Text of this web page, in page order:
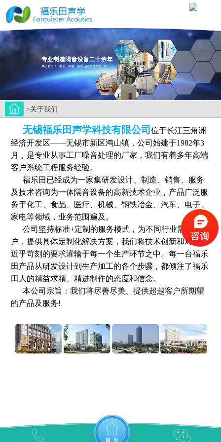
>关于我们
无锡福乐田声学科技有限公司位于长江三角洲
经济开发区——无锡市新区鸿山镇，公司始建于1982年3
月，是专业从事工厂噪音处理的厂家，我们有着多年高端
客户系统工程服务经验。
福乐田已经成为一家集研发设计、制造、销售、服务
及技术咨询为一体隔音设备的高新技术企业，产品广泛服
务于化工、食品、医疗、机械、钢铁冶金、汽车、电子、
家电等领域，业务范围遍及。
公司坚持标准+定制的服务模式，为不同行业需求的客
户，提供具体定制化解决方案，我们将技术创新和对自己
近乎苛刻的要求灌输于每一个生产环节之中。每一台福乐
田产品从研发设计到生产加工的各个步骤，都倾注了福乐
田人的精益求精、精进制作的态度和信念。
本公司宗旨：我们将尽善尽美、提供超越客户所期望
的产品及服务!